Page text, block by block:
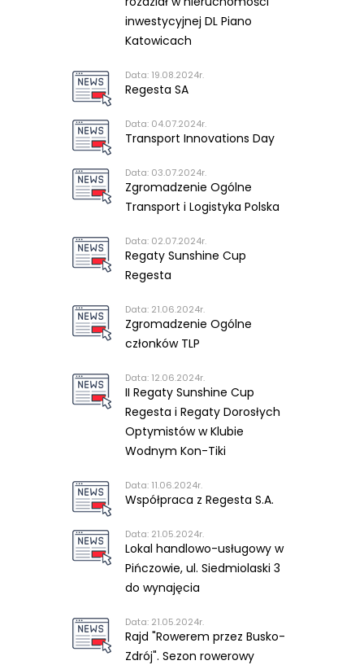
inwestycyjnej DL Piano
Katowicach
Data: 19.08.2024r.
Regesta SA
Data: 04.07.2024r.
Transport Innovations Day
Data: 03.07.2024r.
Zgromadzenie Ogólne
Transport i Logistyka Polska
Data: 02.07.2024r.
Regaty Sunshine Cup
Regesta
Data: 21.06.2024r.
Zgromadzenie Ogólne
członków TLP
Data: 12.06.2024r.
II Regaty Sunshine Cup
Regesta i Regaty Dorosłych
Optymistów w Klubie
Wodnym Kon-Tiki
Data: 11.06.2024r.
Współpraca z Regesta S.A.
Data: 21.05.2024r.
Lokal handlowo-usługowy w
Pińczowie, ul. Siedmiolaski 3
do wynajęcia
Data: 21.05.2024r.
Rajd "Rowerem przez Busko-
Zdrój". Sezon rowerowy